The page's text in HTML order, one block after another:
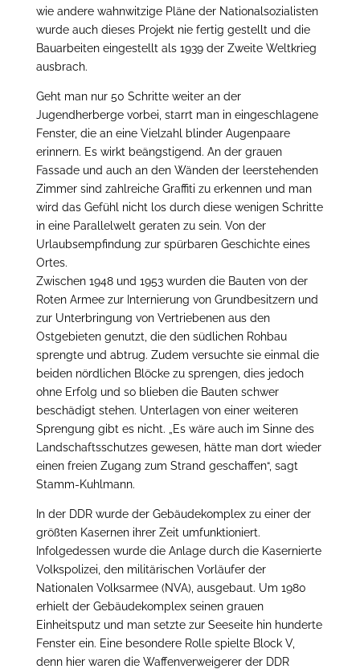
wie andere wahnwitzige Pläne der Nationalsozialisten
wurde auch dieses Projekt nie fertig gestellt und die
Bauarbeiten eingestellt als 1939 der Zweite Weltkrieg
ausbrach.
Geht man nur 50 Schritte weiter an der
Jugendherberge vorbei, starrt man in eingeschlagene
Fenster, die an eine Vielzahl blinder Augenpaare
erinnern. Es wirkt beängstigend. An der grauen
Fassade und auch an den Wänden der leerstehenden
Zimmer sind zahlreiche Graffiti zu erkennen und man
wird das Gefühl nicht los durch diese wenigen Schritte
in eine Parallelwelt geraten zu sein. Von der
Urlaubsempfindung zur spürbaren Geschichte eines
Ortes.
Zwischen 1948 und 1953 wurden die Bauten von der
Roten Armee zur Internierung von Grundbesitzern und
zur Unterbringung von Vertriebenen aus den
Ostgebieten genutzt, die den südlichen Rohbau
sprengte und abtrug. Zudem versuchte sie einmal die
beiden nördlichen Blöcke zu sprengen, dies jedoch
ohne Erfolg und so blieben die Bauten schwer
beschädigt stehen. Unterlagen von einer weiteren
Sprengung gibt es nicht. „Es wäre auch im Sinne des
Landschaftsschutzes gewesen, hätte man dort wieder
einen freien Zugang zum Strand geschaffen“, sagt
Stamm-Kuhlmann.
In der DDR wurde der Gebäudekomplex zu einer der
größten Kasernen ihrer Zeit umfunktioniert.
Infolgedessen wurde die Anlage durch die Kasernierte
Volkspolizei, den militärischen Vorläufer der
Nationalen Volksarmee (NVA), ausgebaut. Um 1980
erhielt der Gebäudekomplex seinen grauen
Einheitsputz und man setzte zur Seeseite hin hunderte
Fenster ein. Eine besondere Rolle spielte Block V,
denn hier waren die Waffenverweigerer der DDR